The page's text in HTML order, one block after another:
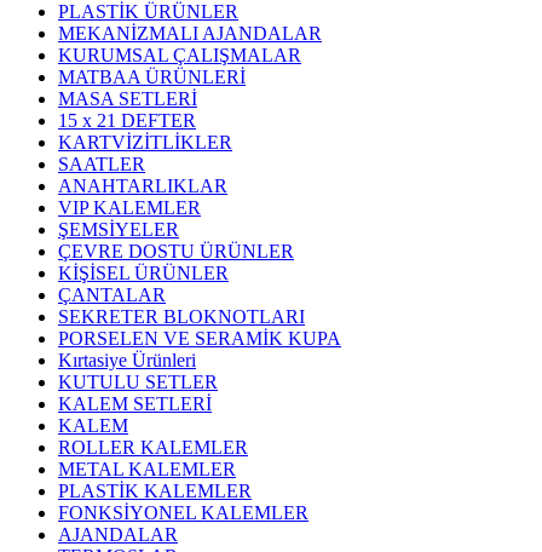
PLASTİK ÜRÜNLER
MEKANİZMALI AJANDALAR
KURUMSAL ÇALIŞMALAR
MATBAA ÜRÜNLERİ
MASA SETLERİ
15 x 21 DEFTER
KARTVİZİTLİKLER
SAATLER
ANAHTARLIKLAR
VIP KALEMLER
ŞEMSİYELER
ÇEVRE DOSTU ÜRÜNLER
KİŞİSEL ÜRÜNLER
ÇANTALAR
SEKRETER BLOKNOTLARI
PORSELEN VE SERAMİK KUPA
Kırtasiye Ürünleri
KUTULU SETLER
KALEM SETLERİ
KALEM
ROLLER KALEMLER
METAL KALEMLER
PLASTİK KALEMLER
FONKSİYONEL KALEMLER
AJANDALAR